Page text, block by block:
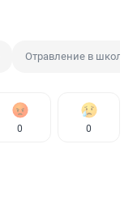
Отравление в школе
0 0